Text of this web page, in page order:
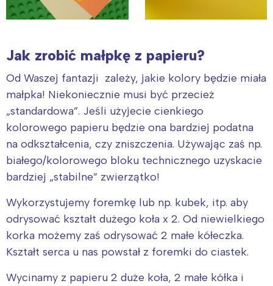
Jak zrobić małpkę z papieru?
Od Waszej fantazji zależy, jakie kolory będzie miała
małpka! Niekoniecznie musi być przecież
„standardowa”. Jeśli użyjecie cienkiego
kolorowego papieru będzie ona bardziej podatna
na odkształcenia, czy zniszczenia. Używając zaś np.
białego/kolorowego bloku technicznego uzyskacie
bardziej „stabilne” zwierzątko!
Wykorzystujemy foremkę lub np. kubek, itp. aby
odrysować kształt dużego koła x 2. Od niewielkiego
korka możemy zaś odrysować 2 małe kółeczka.
Kształt serca u nas powstał z foremki do ciastek.
Wycinamy z papieru 2 duże koła, 2 małe kółka i